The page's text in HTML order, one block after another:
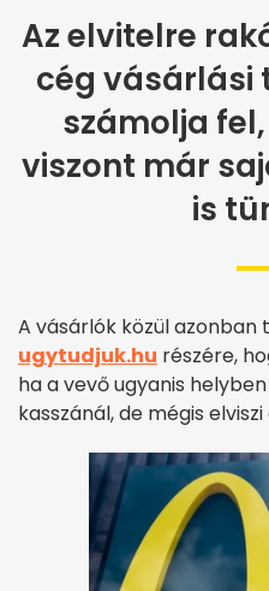
Az elvitelre
cég vásárlási
számolja
viszont már
is
A vásárlók közül azonban
ugytudjuk.hu részére,
ha a vevő ugyanis
kasszánál, de mégis